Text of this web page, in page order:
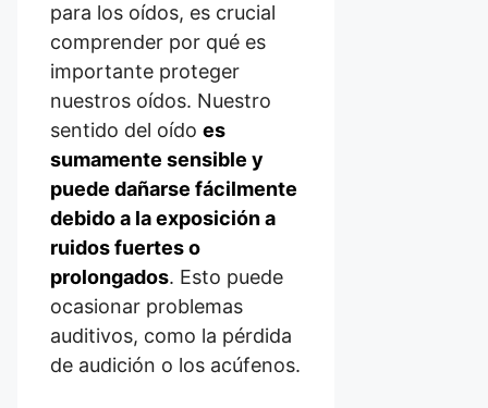
para los oídos, es crucial
comprender por qué es
importante proteger
nuestros oídos. Nuestro
sentido del oído es
sumamente sensible y
puede dañarse fácilmente
debido a la exposición a
ruidos fuertes o
prolongados. Esto puede
ocasionar problemas
auditivos, como la pérdida
de audición o los acúfenos.